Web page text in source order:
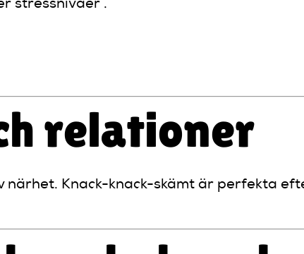
stressnivåer .
relationer
närhet. Knack-knack-skämt är perfekta